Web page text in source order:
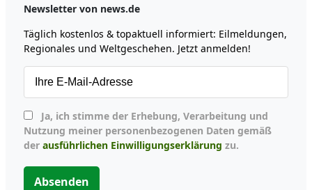
Newsletter von news.de
Täglich kostenlos & topaktuell informiert: Eilmeldungen,
Regionales und Weltgeschehen. Jetzt anmelden!
Nutzung meiner personenbezogenen Daten gemäß
der ausführlichen Einwilligungserklärung zu.
Absenden